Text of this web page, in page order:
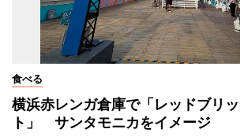
食べる
横浜赤レンガ倉庫で「レッドブリ
ト」 サンタモニカをイメージ